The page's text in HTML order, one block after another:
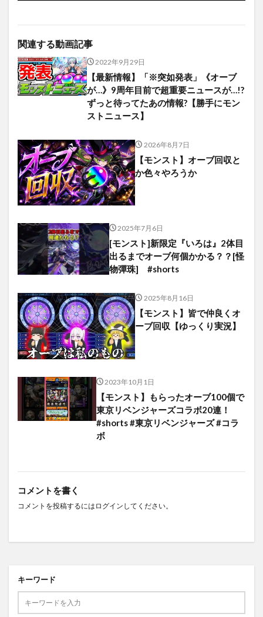
関連する動画記事
2022年9月29日
【最新情報】「※突如発表」《オーブ
が…》9周年目前で超重要ニュースが…!?
ずっと待ってたあの情報?【勝手にモン
ストニュース】
2026年8月7日
【モンスト】オーブ回収と
か色々やろうか
2025年7月6日
[モンスト]新限定『いろは』2体目
出るまでオーブ何個かかる？？[怪
物彈珠] #shorts
2025年8月16日
【モンスト】皆で仲良くオ
ーブ回収【ゆっくり実況】
2023年10月1日
【モンスト】もらったオーブ100個で
東京リベンジャーズコラボ20連！
#shorts #東京リベンジャーズ #コラ
ボ
コメントを書く
コメントを投稿するには ログイン してください。
キーワード